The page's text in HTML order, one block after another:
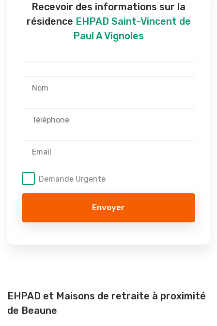
Recevoir des informations sur la
résidence EHPAD Saint-Vincent de
Paul A Vignoles
Demande Urgente
Envoyer
EHPAD et Maisons de retraite à proximité
de Beaune